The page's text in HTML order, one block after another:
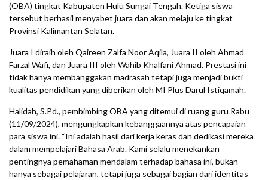
(OBA) tingkat Kabupaten Hulu Sungai Tengah. Ketiga siswa
tersebut berhasil menyabet juara dan akan melaju ke tingkat
Provinsi Kalimantan Selatan.
Juara I diraih oleh Qaireen Zalfa Noor Aqila, Juara II oleh Ahmad
Farzal Wafi, dan Juara III oleh Wahib Khalfani Ahmad. Prestasi ini
tidak hanya membanggakan madrasah tetapi juga menjadi bukti
kualitas pendidikan yang diberikan oleh MI Plus Darul Istiqamah.
Halidah, S.Pd., pembimbing OBA yang ditemui di ruang guru Rabu
(11/09/2024), mengungkapkan kebanggaannya atas pencapaian
para siswa ini. “Ini adalah hasil dari kerja keras dan dedikasi mereka
dalam mempelajari Bahasa Arab. Kami selalu menekankan
pentingnya pemahaman mendalam terhadap bahasa ini, bukan
hanya sebagai pelajaran, tetapi juga sebagai bagian dari identitas